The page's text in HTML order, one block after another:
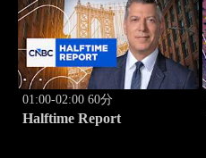
01:00-02:00 60分
Halftime Report